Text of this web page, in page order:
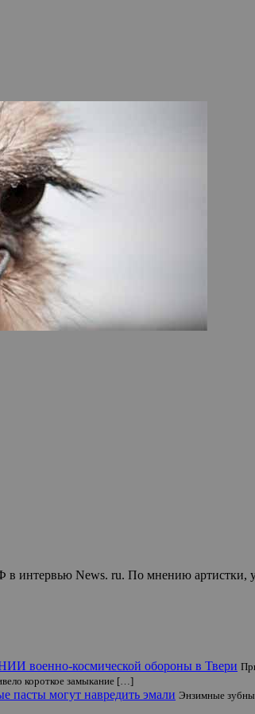
в интервью News. ru. По мнению артистки,
военно-космической обороны в Твери
короткое замыкание […]
пасты могут навредить эмали Энзимные